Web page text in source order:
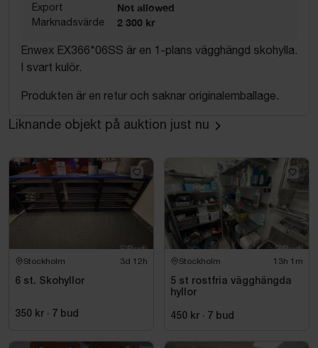
Export Not allowed
Marknadsvärde 2 300 kr
Enwex EX366*06SS är en 1-plans vägghängd skohylla.
I svart kulör.
Produkten är en retur och saknar originalemballage.
Liknande objekt på auktion just nu
Stockholm 3d 12h
6 st. Skohyllor
350 kr · 7 bud
Stockholm 13h 1m
5 st rostfria vägghängda
hyllor
450 kr · 7 bud